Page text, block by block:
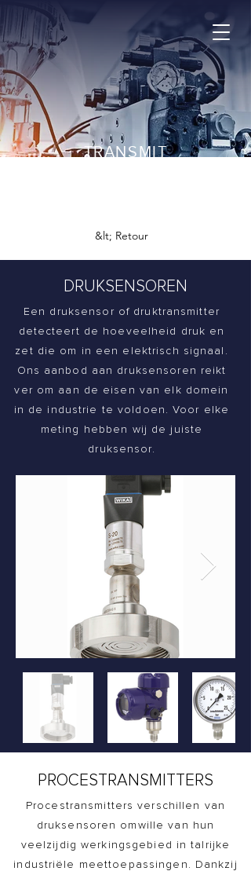
TRANSMIT
&lt; Retour
DRUKSENSOREN
Een druksensor of druktransmitter
detecteert de hoeveelheid druk en
zet die om in een elektrisch signaal.
Ons aanbod aan druksensoren reikt
ver om aan de eisen van elk domein
in de industrie te voldoen. Voor elke
meting hebben wij de juiste
druksensor.
PROCESTRANSMITTERS
Procestransmitters verschillen van
druksensoren omwille van hun
veelzijdig werkingsgebied in talrijke
industriële meettoepassingen. Dankzij